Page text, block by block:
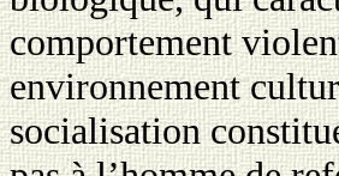
comportement
environnement
socialisation